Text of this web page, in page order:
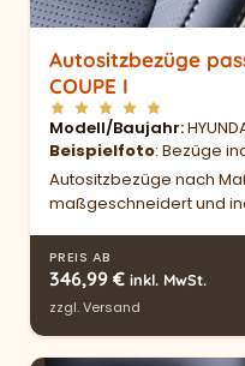
Autositzbezüge
COUPE I
Modell/Baujahr
Beispielfoto: Bezüge
Autositzbezüge nach
maßgeschneidert und
PREIS AB
346,99 € inkl. MwSt.
zzgl.Versand